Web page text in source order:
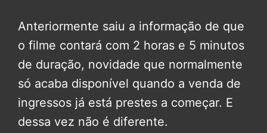
Anteriormente saiu a informação de que
o filme contará com 2 horas e 5 minutos
de duração, novidade que normalmente
só acaba disponível quando a venda de
ingressos já está prestes a começar. E
dessa vez não é diferente.